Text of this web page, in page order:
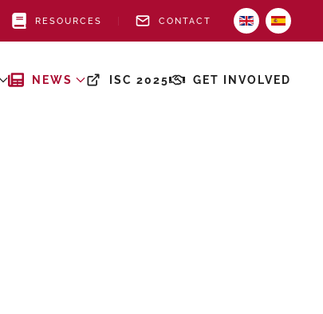
RESOURCES CONTACT
NEWS ISC 2025 GET INVOLVED